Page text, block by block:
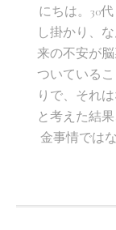
にちは。30
し掛かり、
来の不安が
ついている
りで、それ
と考えた結
金事情では